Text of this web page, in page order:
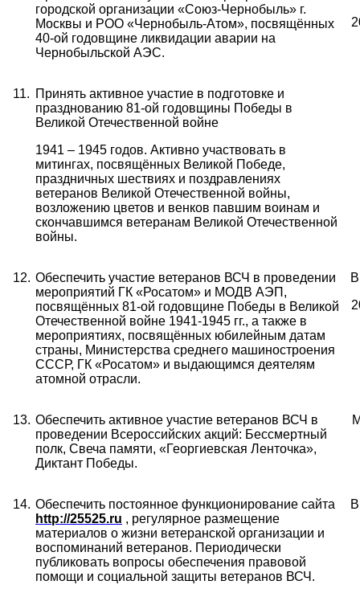
городской организации «Союз-Чернобыль» г.
Москвы и РОО «Чернобыль-Атом», посвящённых
40-ой годовщине ликвидации аварии на
Чернобыльской АЭС.
11. Принять активное участие в подготовке и
празднованию 81-ой годовщины Победы в
Великой Отечественной войне
1941 – 1945 годов. Активно участвовать в
митингах, посвящённых Великой Победе,
праздничных шествиях и поздравлениях
ветеранов Великой Отечественной войны,
возложению цветов и венков павшим воинам и
скончавшимся ветеранам Великой Отечественной
войны.
12. Обеспечить участие ветеранов ВСЧ в проведении
мероприятий ГК «Росатом» и МОДВ АЭП,
посвящённых 81-ой годовщине Победы в Великой
Отечественной войне 1941-1945 гг., а также в
мероприятиях, посвящённых юбилейным датам
страны, Министерства среднего машиностроения
СССР, ГК «Росатом» и выдающимся деятелям
атомной отрасли.
13. Обеспечить активное участие ветеранов ВСЧ в
проведении Всероссийских акций: Бессмертный
полк, Свеча памяти, «Георгиевская Ленточка»,
Диктант Победы.
14. Обеспечить постоянное функционирование сайта
http://25525.ru , регулярное размещение
материалов о жизни ветеранской организации и
воспоминаний ветеранов. Периодически
публиковать вопросы обеспечения правовой
помощи и социальной защиты ветеранов ВСЧ.